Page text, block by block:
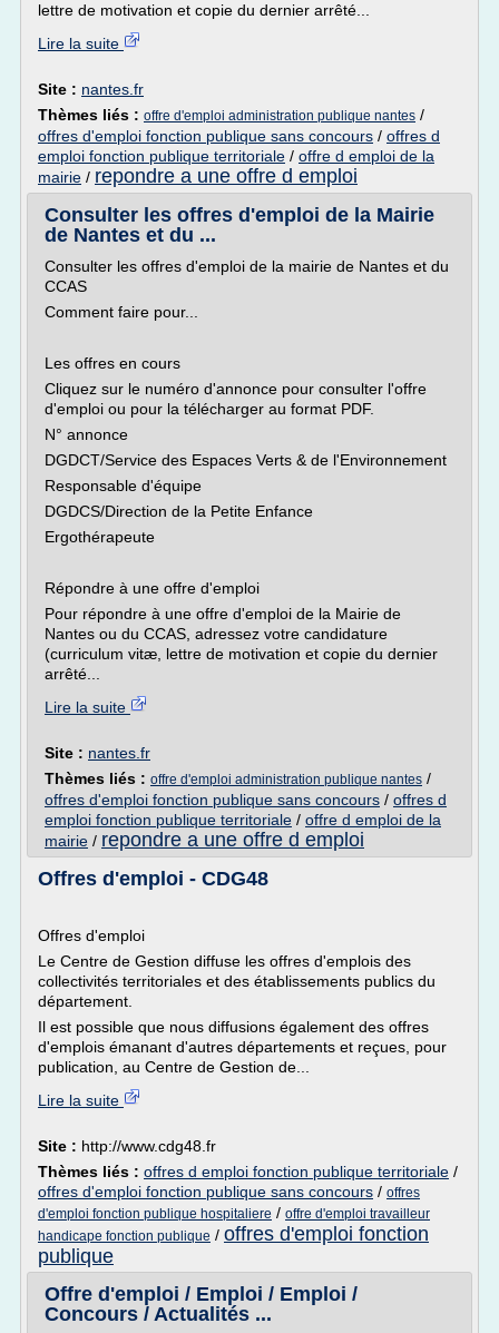
lettre de motivation et copie du dernier arrêté...
Lire la suite
Site : nantes.fr
Thèmes liés : offre d'emploi administration publique nantes /
offres d'emploi fonction publique sans concours / offres d
emploi fonction publique territoriale / offre d emploi de la
mairie / repondre a une offre d emploi
Consulter les offres d'emploi de la Mairie
de Nantes et du ...
Consulter les offres d'emploi de la mairie de Nantes et du
CCAS
Comment faire pour...
Les offres en cours
Cliquez sur le numéro d'annonce pour consulter l'offre
d'emploi ou pour la télécharger au format PDF.
N° annonce
DGDCT/Service des Espaces Verts & de l'Environnement
Responsable d'équipe
DGDCS/Direction de la Petite Enfance
Ergothérapeute
Répondre à une offre d'emploi
Pour répondre à une offre d'emploi de la Mairie de
Nantes ou du CCAS, adressez votre candidature
(curriculum vitæ, lettre de motivation et copie du dernier
arrêté...
Lire la suite
Site : nantes.fr
Thèmes liés : offre d'emploi administration publique nantes /
offres d'emploi fonction publique sans concours / offres d
emploi fonction publique territoriale / offre d emploi de la
mairie / repondre a une offre d emploi
Offres d'emploi - CDG48
Offres d'emploi
Le Centre de Gestion diffuse les offres d'emplois des
collectivités territoriales et des établissements publics du
département.
Il est possible que nous diffusions également des offres
d'emplois émanant d'autres départements et reçues, pour
publication, au Centre de Gestion de...
Lire la suite
Site : http://www.cdg48.fr
Thèmes liés : offres d emploi fonction publique territoriale /
offres d'emploi fonction publique sans concours / offres
d'emploi fonction publique hospitaliere / offre d'emploi travailleur
handicape fonction publique / offres d'emploi fonction
publique
Offre d'emploi / Emploi / Emploi /
Concours / Actualités ...